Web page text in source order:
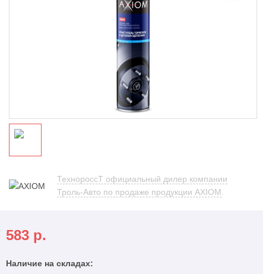
ТехнороссТ официальный дилер компании
Троль-Авто по продаже продукции AXIOM
583 р.
Наличие на складах: